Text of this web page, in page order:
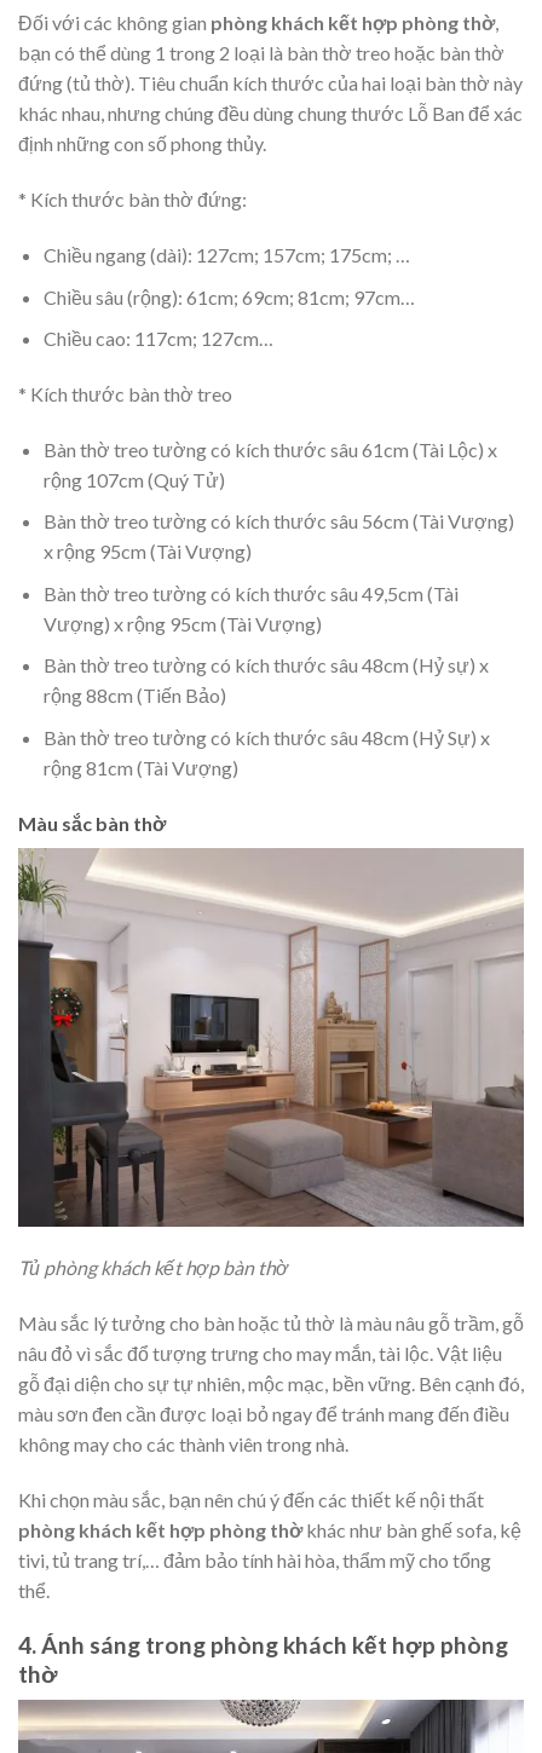
Đối với các không gian phòng khách kết hợp phòng thờ,
bạn có thể dùng 1 trong 2 loại là bàn thờ treo hoặc bàn thờ
đứng (tủ thờ). Tiêu chuẩn kích thước của hai loại bàn thờ này
khác nhau, nhưng chúng đều dùng chung thước Lỗ Ban để xác
định những con số phong thủy.
* Kích thước bàn thờ đứng:
Chiều ngang (dài): 127cm; 157cm; 175cm; …
Chiều sâu (rộng): 61cm; 69cm; 81cm; 97cm…
Chiều cao: 117cm; 127cm…
* Kích thước bàn thờ treo
Bàn thờ treo tường có kích thước sâu 61cm (Tài Lộc) x
rộng 107cm (Quý Tử)
Bàn thờ treo tường có kích thước sâu 56cm (Tài Vượng)
x rộng 95cm (Tài Vượng)
Bàn thờ treo tường có kích thước sâu 49,5cm (Tài
Vượng) x rộng 95cm (Tài Vượng)
Bàn thờ treo tường có kích thước sâu 48cm (Hỷ sự) x
rộng 88cm (Tiến Bảo)
Bàn thờ treo tường có kích thước sâu 48cm (Hỷ Sự) x
rộng 81cm (Tài Vượng)
Màu sắc bàn thờ
Tủ phòng khách kết hợp bàn thờ
Màu sắc lý tưởng cho bàn hoặc tủ thờ là màu nâu gỗ trầm, gỗ
nâu đỏ vì sắc đổ tượng trưng cho may mắn, tài lộc. Vật liệu
gỗ đại diện cho sự tự nhiên, mộc mạc, bền vững. Bên cạnh đó,
màu sơn đen cần được loại bỏ ngay để tránh mang đến điều
không may cho các thành viên trong nhà.
Khi chọn màu sắc, bạn nên chú ý đến các thiết kế nội thất
phòng khách kết hợp phòng thờkhác như bàn ghế sofa, kệ
tivi, tủ trang trí,… đảm bảo tính hài hòa, thẩm mỹ cho tổng
thể.
4. Ánh sáng trong phòng khách kết hợp phòng
thờ